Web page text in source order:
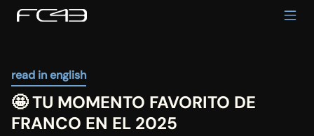
read in english
🤩 TU MOMENTO FAVORITO DE
FRANCO EN EL 2025